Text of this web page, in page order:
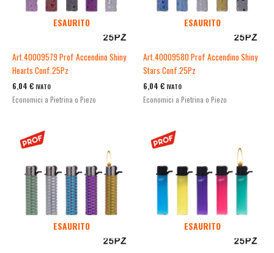
ESAURITO
Art.40009579 Prof Accendino Shiny
Hearts Conf.25Pz
6,04 € IVATO
Economici a Pietrina o Piezo
ESAURITO
Art.40009580 Prof Accendino Shiny
Stars Conf.25Pz
6,04 € IVATO
Economici a Pietrina o Piezo
ESAURITO ESAURITO